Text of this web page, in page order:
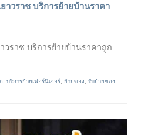
าวราช บริการย้ายบ้านราคา
วราช บริการย้ายบ้านราคาถูก
บริการย้ายเฟอร์นิเจอร์ ย้ายของ รับย้ายของ